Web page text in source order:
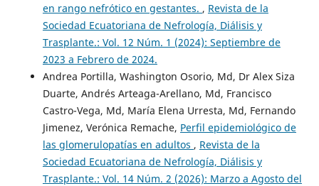
en rango nefrótico en gestantes. , Revista de la
Sociedad Ecuatoriana de Nefrología, Diálisis y
Trasplante.: Vol. 12 Núm. 1 (2024): Septiembre de
2023 a Febrero de 2024.
Andrea Portilla, Washington Osorio, Md, Dr Alex Siza
Duarte, Andrés Arteaga-Arellano, Md, Francisco
Castro-Vega, Md, María Elena Urresta, Md, Fernando
Jimenez, Verónica Remache, Perfil epidemiológico de
las glomerulopatías en adultos , Revista de la
Sociedad Ecuatoriana de Nefrología, Diálisis y
Trasplante.: Vol. 14 Núm. 2 (2026): Marzo a Agosto del